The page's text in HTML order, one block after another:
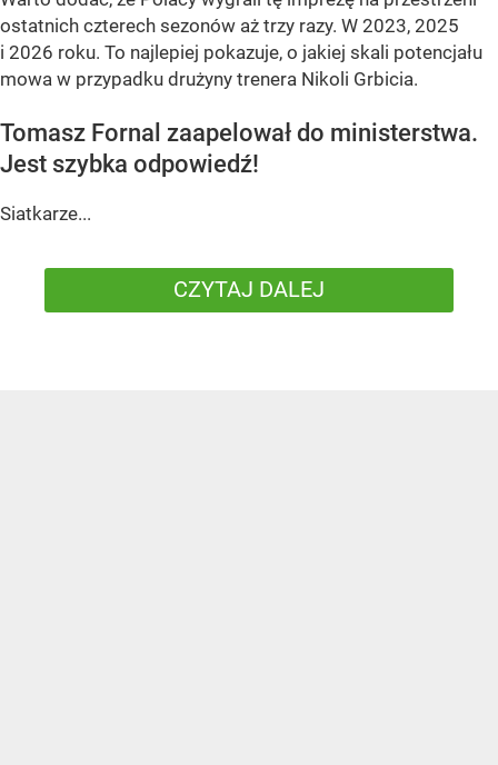
ostatnich czterech sezonów aż trzy razy. W 2023, 2025
i 2026 roku. To najlepiej pokazuje, o jakiej skali potencjału
mowa w przypadku drużyny trenera Nikoli Grbicia.
Tomasz Fornal zaapelował do ministerstwa.
Jest szybka odpowiedź!
Siatkarze...
CZYTAJ DALEJ